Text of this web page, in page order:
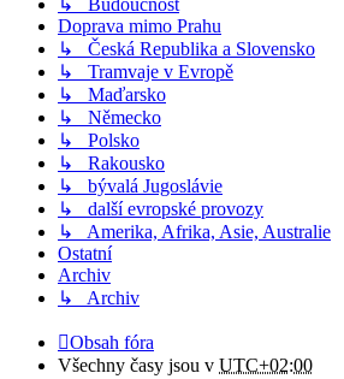
↳ Budoucnost
Doprava mimo Prahu
↳ Česká Republika a Slovensko
↳ Tramvaje v Evropě
↳ Maďarsko
↳ Německo
↳ Polsko
↳ Rakousko
↳ bývalá Jugoslávie
↳ další evropské provozy
↳ Amerika, Afrika, Asie, Australie
Ostatní
Archiv
↳ Archiv
Obsah fóra
Všechny časy jsou v UTC+02:00